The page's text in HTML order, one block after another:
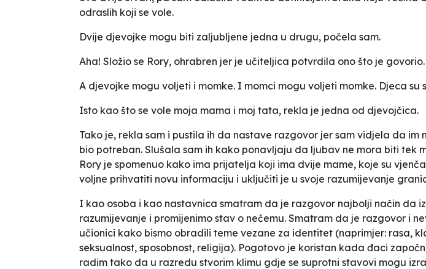
odraslih koji se vole.
Dvije djevojke mogu biti zaljubljene jedna u drugu, počela sam.
Aha! Složio se Rory, ohrabren jer je učiteljica potvrdila ono što je govorio.
A djevojke mogu voljeti i momke. I momci mogu voljeti momke. Djeca su
Isto kao što se vole moja mama i moj tata, rekla je jedna od djevojčica.
Tako je, rekla sam i pustila ih da nastave razgovor jer sam vidjela da im
bio potreban. Slušala sam ih kako ponavljaju da ljubav ne mora biti tek
Rory je spomenuo kako ima prijatelja koji ima dvije mame, koje su
voljne prihvatiti novu informaciju i uključiti je u svoje razumijevanje
I kao osoba i kao nastavnica smatram da je razgovor najbolji način da
razumijevanje i promijenimo stav o nečemu. Smatram da je razgovor i
učionici kako bismo obradili teme vezane za identitet (naprimjer: rasa,
seksualnost, sposobnost, religija). Pogotovo je koristan kada đaci
radim tako da u razredu stvorim klimu gdje se suprotni stavovi mogu